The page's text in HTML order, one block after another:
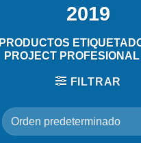
2019
PRODUCTOS
PROJECT
FILTRAR